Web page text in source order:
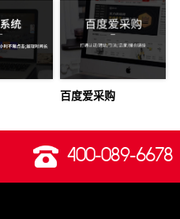
百度爱采购
400-089-6678